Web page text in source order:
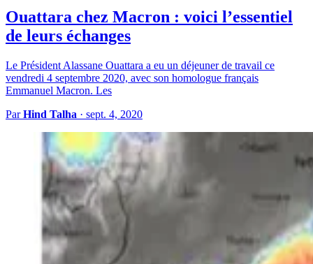
Ouattara chez Macron : voici l’essentiel
de leurs échanges
Le Président Alassane Ouattara a eu un déjeuner de travail ce
vendredi 4 septembre 2020, avec son homologue français
Emmanuel Macron. Les
ParHind Talha · sept. 4, 2020